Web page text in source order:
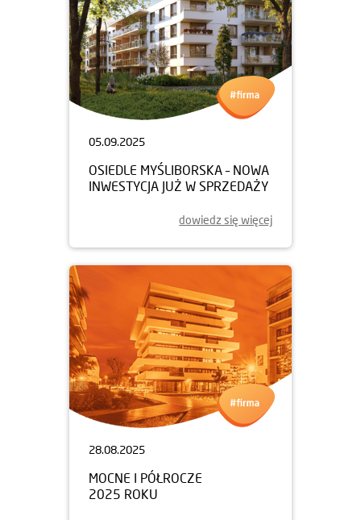
05.09.2025
OSIEDLE MYŚLIBORSKA – NOWA
INWESTYCJA JUŻ W SPRZEDAŻY
dowiedz się więcej
28.08.2025
MOCNE I PÓŁROCZE
2025 ROKU